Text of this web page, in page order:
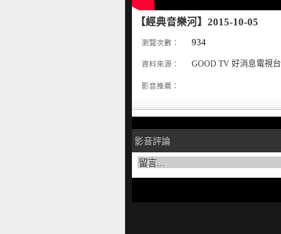
【經典音樂河】2015-10-05
瀏覽次數： 934
資料來源： GOOD TV 好消息電視台
影音推薦：
影音評論